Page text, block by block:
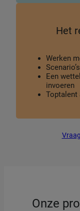
Het
Werken
Een
invoeren
Toptalent
Onze